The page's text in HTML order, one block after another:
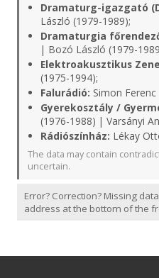
Dramaturg-igazgató
László (1979-1989);
Dramaturgia
| Bozó László (1979-
Elektroakusztikus
(1975-1994);
Falurádió: Simon
Gyerekosztály /
(1976-1988) | Varsányi
Rádiószínház: Lékay
The data may contain
uncertain.
Error? Correction? Missing
address at the bottom of the